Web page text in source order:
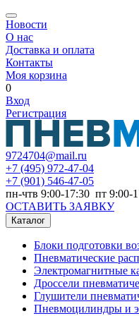
Новости
О нас
Доставка и оплата
Контакты
Моя корзина
0
Вход
Регистрация
9724704@mail.ru
+7 (495) 972-47-04
+7 (901) 546-47-05
пн-чтв 9:00-17:30 пт 9:00-
ОСТАВИТЬ ЗАЯВКУ
Каталог
Блоки подготовки
Пневматические
Электромагнитные
Дроссели
Глушители
Пневмоцилиндры и